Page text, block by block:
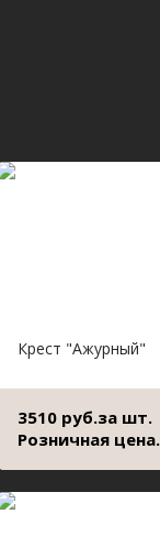
Крест "Ажурный"
3510 руб.за шт.
Розничная цена.